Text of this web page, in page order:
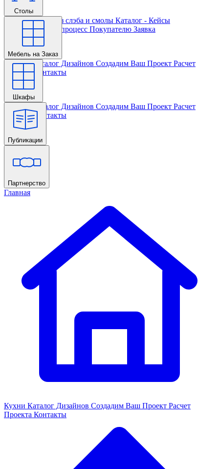
Столы
Главная Столы из слэба и смолы Каталог - Кейсы
Кастомизации и процесс Покупателю Заявка
Мебель на Заказ
Главная Каталог Дизайнов Создадим Ваш Проект Расчет
Проекта
Контакты
Шкафы
Главная Каталог Дизайнов Создадим Ваш Проект Расчет
Проекта Контакты
Публикации
Главная
Партнерство
Главная
Кухни Каталог Дизайнов Создадим Ваш Проект Расчет
Проекта Контакты